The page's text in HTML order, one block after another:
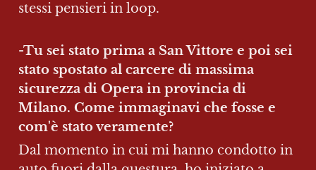
stessi pensieri in loop.
-Tu sei stato prima a San Vittore e poi sei
stato spostato al carcere di massima
sicurezza di Opera in provincia di
Milano. Come immaginavi che fosse e
com'è stato veramente?
Dal momento in cui mi hanno condotto in